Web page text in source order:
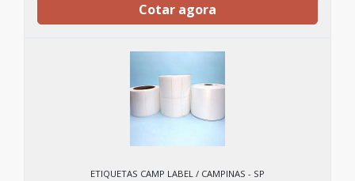
Cotar agora
ETIQUETAS CAMP LABEL / CAMPINAS - SP